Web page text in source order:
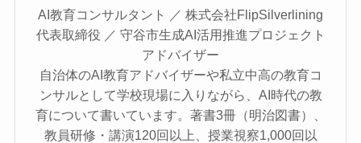
AI教育コンサルタント ／ 株式会社FlipSilverlining
代表取締役 ／ 守谷市生成AI活用推進プロジェクト
アドバイザー
自治体のAI教育アドバイザーや私立中高の教育コ
ンサルとして学校現場に入りながら、AI時代の教
育について書いています。著書3冊（明治図書）、
教員研修・講演120回以上、授業視察1,000回以